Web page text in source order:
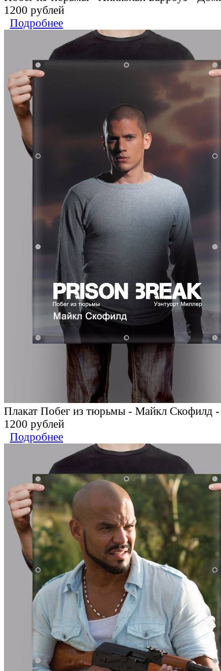
1200 рублей
Подробнее
Плакат Побег из тюрьмы - Майкл Скофилд
1200 рублей
Подробнее